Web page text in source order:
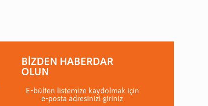
BIZDEN HABERDAR
OLUN
E-bülten listemize kaydolmak için
e-posta adresinizi giriniz